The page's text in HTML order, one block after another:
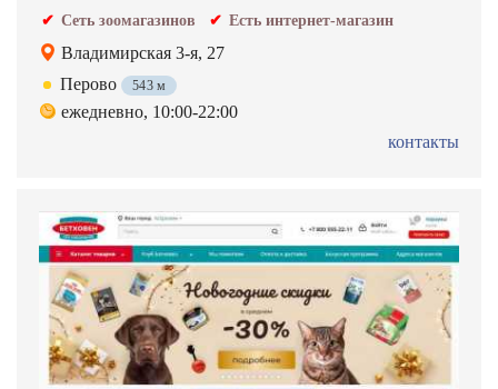
Сеть зоомагазинов Есть интернет-магазин
Владимирская 3-я, 27
Перово
543 м
ежедневно, 10:00-22:00
контакты